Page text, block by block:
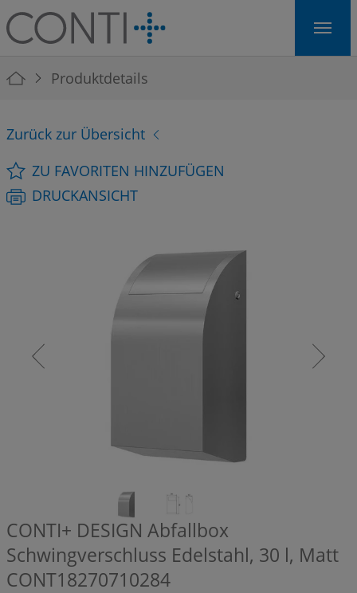
Skip to main navigation
Skip to main content
Skip to page footer
You are here:
Produktdetails
Zurück zur Übersicht
ZU FAVORITEN HINZUFÜGEN
DRUCKANSICHT
CONTI+ DESIGN Abfallbox
Schwingverschluss Edelstahl, 30 l, Matt
CONT18270710284